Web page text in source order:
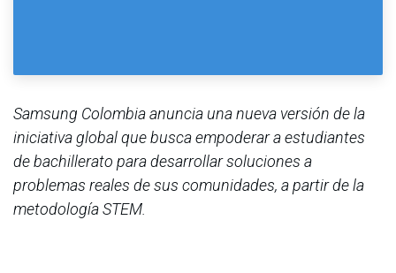
Samsung Colombia anuncia una nueva versión de la
iniciativa global que busca empoderar a estudiantes
de bachillerato para desarrollar soluciones a
problemas reales de sus comunidades, a partir de la
metodología STEM.